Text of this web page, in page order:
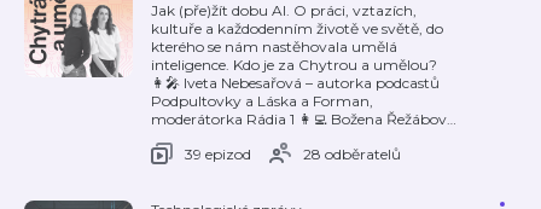
Jak (pře)žít dobu AI. O práci, vztazích,
kultuře a každodenním životě ve světě, do
kterého se nám nastěhovala umělá
inteligence. Kdo je za Chytrou a umělou?
👩‍🎤 Iveta Nebesařová – autorka podcastů
Podpultovky a Láska a Forman,
moderátorka Rádia 1 👩‍💻 Božena Řežábov…
39 epizod
28 odběratelů